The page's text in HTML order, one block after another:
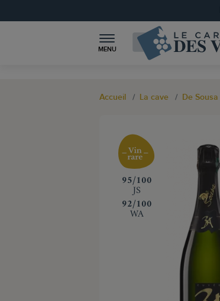
MENU
Accueil La cave De Sousa
‍95/100
JS
‍92/100
WA